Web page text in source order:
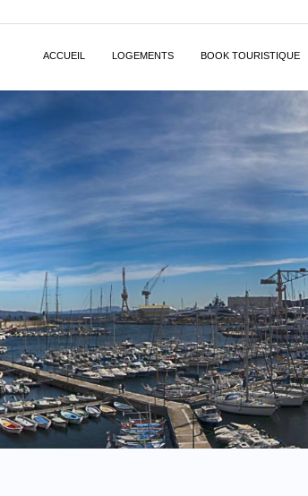
ACCUEIL LOGEMENTS BOOK TOURISTIQUE